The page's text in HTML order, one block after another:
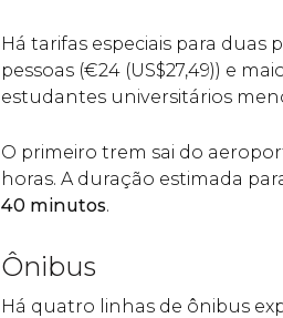
Há tarifas especiais para duas
pessoas (€24 (US$27,49)) e
estudantes universitários
O primeiro trem sai do
horas. A duração estimada
40 minutos.
Ônibus
Há quatro linhas de ônibus